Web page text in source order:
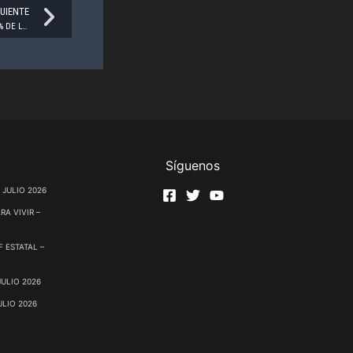
JUICIO POLÍTICO CONTRA SAMUEL GARCÍA: 85.3% DE LOS ENCUESTADOS CONOCEN EL CASO
JULIO 2026
VIVIR –
ESTATAL –
2026
2026
Síguenos